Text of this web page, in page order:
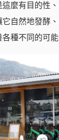
麼有目的性
自然地發酵
種不同的可